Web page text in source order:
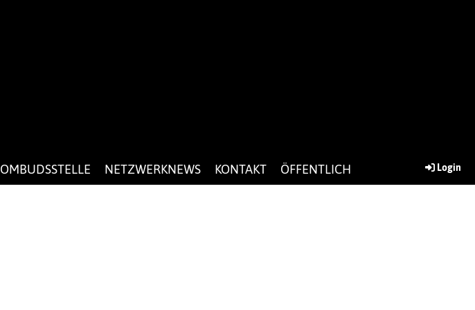
OMBUDSSTELLE NETZWERKNEWS KONTAKT ÖFFENTLICH Login